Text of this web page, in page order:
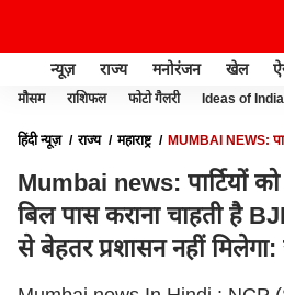
न्यूज़ राज्य मनोरंजन खेल
मौसम राशिफल फोटो गैलरी Ideas of India
हिंदी न्यूज़ राज्य महाराष्ट्र
MUMBAI NEWS:
Mumbai news: पार्टियों
बिल पास कराना चाहती है
से बेहतर प्रशासन नहीं